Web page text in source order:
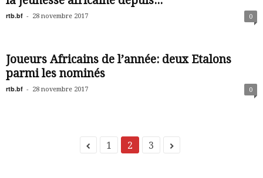
rtb.bf - 28 novembre 2017 0
Joueurs Africains de l’année: deux Etalons
parmi les nominés
rtb.bf - 28 novembre 2017 0
1 2 3